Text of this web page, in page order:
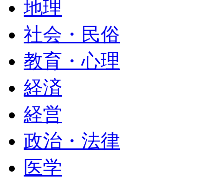
地理
社会・民俗
教育・心理
経済
経営
政治・法律
医学